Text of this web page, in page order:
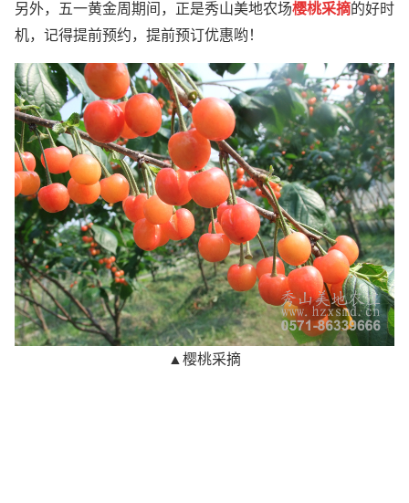
另外，五一黄金周期间，正是秀山美地农场樱桃采摘的好时
机，记得提前预约，提前预订优惠哟！
▲樱桃采摘